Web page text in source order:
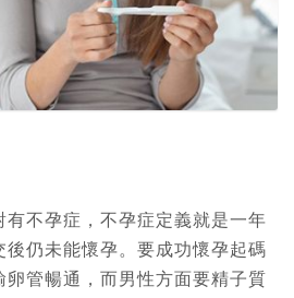
有不孕症，不孕症定義就是一年
後仍未能懷孕。要成功懷孕起碼
管暢通，而男性方面要精子質